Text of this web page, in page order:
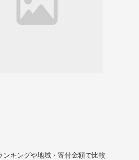
キングや地域・寄付金額で比較